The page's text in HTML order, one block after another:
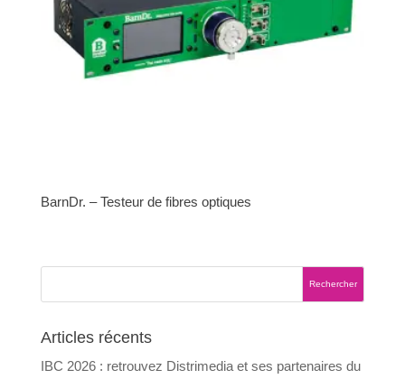
BarnDr. – Testeur de fibres optiques
Articles récents
IBC 2026 : retrouvez Distrimedia et ses partenaires du